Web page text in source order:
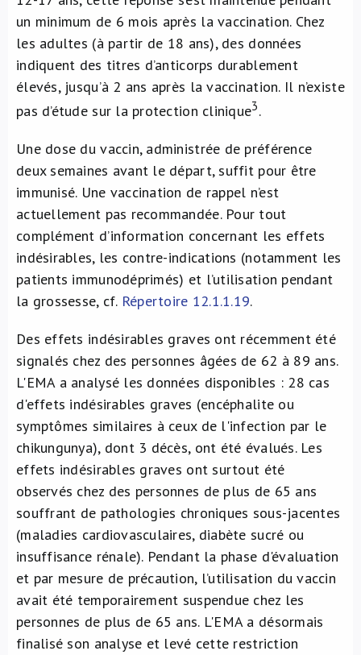
un minimum de 6 mois après la vaccination. Chez
les adultes (à partir de 18 ans), des données
indiquent des titres d’anticorps durablement
élevés, jusqu’à 2 ans après la vaccination. Il n’existe
pas d’étude sur la protection clinique3.
Une dose du vaccin, administrée de préférence
deux semaines avant le départ, suffit pour être
immunisé. Une vaccination de rappel n’est
actuellement pas recommandée. Pour tout
complément d’information concernant les effets
indésirables, les contre-indications (notamment les
patients immunodéprimés) et l’utilisation pendant
la grossesse, cf. Répertoire 12.1.1.19.
Des effets indésirables graves ont récemment été
signalés chez des personnes âgées de 62 à 89 ans.
L'EMA a analysé les données disponibles : 28 cas
d'effets indésirables graves (encéphalite ou
symptômes similaires à ceux de l'infection par le
chikungunya), dont 3 décès, ont été évalués. Les
effets indésirables graves ont surtout été
observés chez des personnes de plus de 65 ans
souffrant de pathologies chroniques sous-jacentes
(maladies cardiovasculaires, diabète sucré ou
insuffisance rénale). Pendant la phase d'évaluation
et par mesure de précaution, l’utilisation du vaccin
avait été temporairement suspendue chez les
personnes de plus de 65 ans. L'EMA a désormais
finalisé son analyse et levé cette restriction